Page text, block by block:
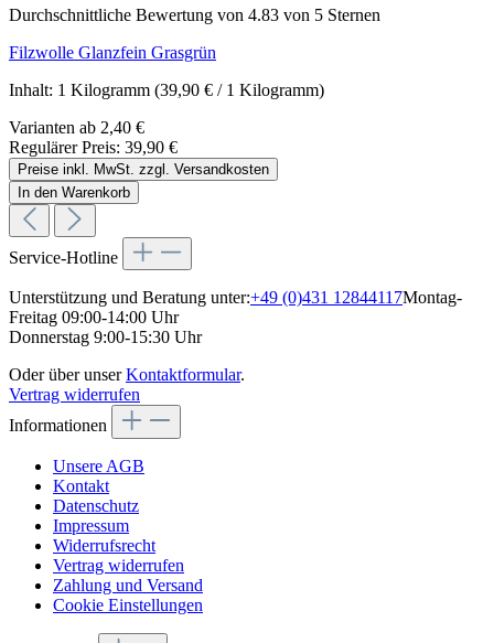
Durchschnittliche Bewertung von 4.83 von 5 Sternen
Filzwolle Glanzfein Grasgrün
Inhalt: 1 Kilogramm (39,90 € / 1 Kilogramm)
Varianten ab 2,40 €
Regulärer Preis: 39,90 €
Preise inkl. MwSt. zzgl. Versandkosten
In den Warenkorb
Service-Hotline
Unterstützung und Beratung unter:+49 (0)431 12844117Montag-
Freitag 09:00-14:00 Uhr
Donnerstag 9:00-15:30 Uhr
Oder über unserKontaktformular.
Vertrag widerrufen
Informationen
Unsere AGB
Kontakt
Datenschutz
Impressum
Widerrufsrecht
Vertrag widerrufen
Zahlung und Versand
Cookie Einstellungen